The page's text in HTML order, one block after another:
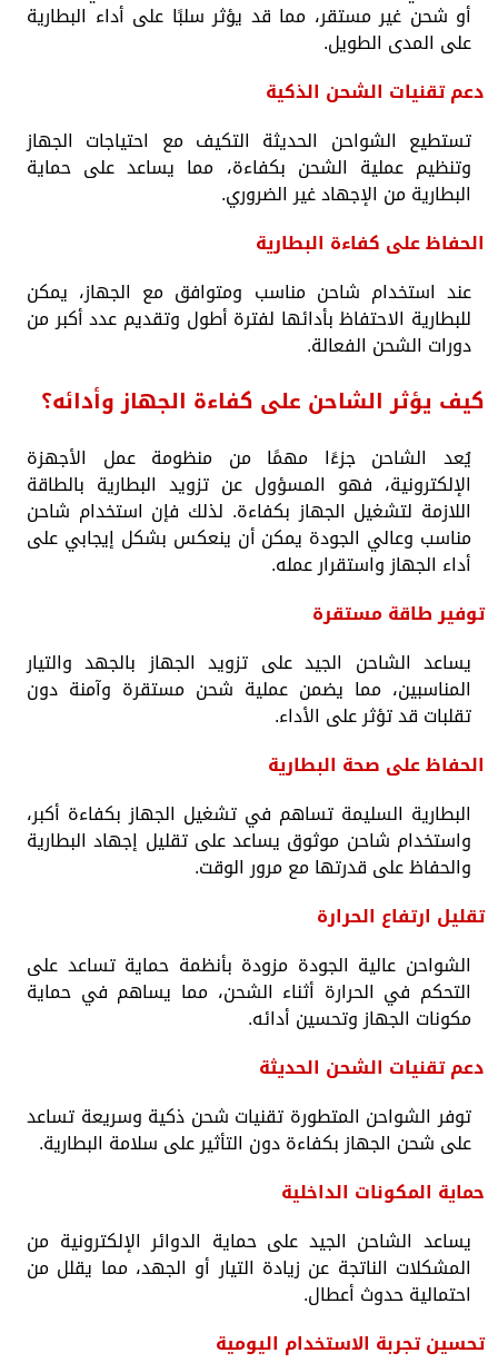
أو شحن غير مستقر، مما قد يؤثر سلبًا على أداء البطارية
على المدى الطويل.
دعم تقنيات الشحن الذكية
تستطيع الشواحن الحديثة التكيف مع احتياجات الجهاز
وتنظيم عملية الشحن بكفاءة، مما يساعد على حماية
البطارية من الإجهاد غير الضروري.
الحفاظ على كفاءة البطارية
عند استخدام شاحن مناسب ومتوافق مع الجهاز، يمكن
للبطارية الاحتفاظ بأدائها لفترة أطول وتقديم عدد أكبر من
دورات الشحن الفعالة.
كيف يؤثر الشاحن على كفاءة الجهاز وأدائه؟
يُعد الشاحن جزءًا مهمًا من منظومة عمل الأجهزة
الإلكترونية، فهو المسؤول عن تزويد البطارية بالطاقة
اللازمة لتشغيل الجهاز بكفاءة. لذلك فإن استخدام شاحن
مناسب وعالي الجودة يمكن أن ينعكس بشكل إيجابي على
أداء الجهاز واستقرار عمله.
توفير طاقة مستقرة
يساعد الشاحن الجيد على تزويد الجهاز بالجهد والتيار
المناسبين، مما يضمن عملية شحن مستقرة وآمنة دون
تقلبات قد تؤثر على الأداء.
الحفاظ على صحة البطارية
البطارية السليمة تساهم في تشغيل الجهاز بكفاءة أكبر،
واستخدام شاحن موثوق يساعد على تقليل إجهاد البطارية
والحفاظ على قدرتها مع مرور الوقت.
تقليل ارتفاع الحرارة
الشواحن عالية الجودة مزودة بأنظمة حماية تساعد على
التحكم في الحرارة أثناء الشحن، مما يساهم في حماية
مكونات الجهاز وتحسين أدائه.
دعم تقنيات الشحن الحديثة
توفر الشواحن المتطورة تقنيات شحن ذكية وسريعة تساعد
على شحن الجهاز بكفاءة دون التأثير على سلامة البطارية.
حماية المكونات الداخلية
يساعد الشاحن الجيد على حماية الدوائر الإلكترونية من
المشكلات الناتجة عن زيادة التيار أو الجهد، مما يقلل من
احتمالية حدوث أعطال.
تحسين تجربة الاستخدام اليومية